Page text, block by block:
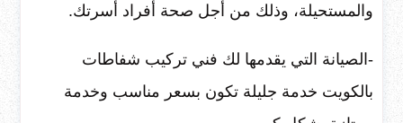
والمستحيلة، وذلك من أجل صحة أفراد أسرتك.
-الصيانة التي يقدمها لك فني تركيب شفاطات
بالكويت خدمة جليلة تكون بسعر مناسب وخدمة